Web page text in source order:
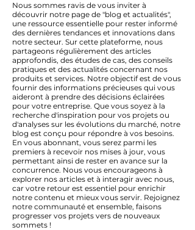
Nous sommes ravis de vous inviter à
découvrir notre page de "blog et actualités",
une ressource essentielle pour rester informé
des dernières tendances et innovations dans
notre secteur. Sur cette plateforme, nous
partageons régulièrement des articles
approfondis, des études de cas, des conseils
pratiques et des actualités concernant nos
produits et services. Notre objectif est de vous
fournir des informations précieuses qui vous
aideront à prendre des décisions éclairées
pour votre entreprise. Que vous soyez à la
recherche d'inspiration pour vos projets ou
d'analyses sur les évolutions du marché, notre
blog est conçu pour répondre à vos besoins.
En vous abonnant, vous serez parmi les
premiers à recevoir nos mises à jour, vous
permettant ainsi de rester en avance sur la
concurrence. Nous vous encourageons à
explorer nos articles et à interagir avec nous,
car votre retour est essentiel pour enrichir
notre contenu et mieux vous servir. Rejoignez
notre communauté et ensemble, faisons
progresser vos projets vers de nouveaux
sommets !